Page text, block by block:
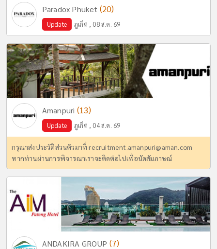
Paradox Phuket (20)
Update ภูเก็ต , 08 ส.ค. 69
Amanpuri (13)
Update ภูเก็ต , 04 ส.ค. 69
กรุณาส่งประวัติส่วนตัวมาที่recruitment.amanpuri@aman.com
หากท่านผ่านการพิจารณาเราจะติดต่อไปเพื่อนัดสัมภาษณ์
ANDAKIRA GROUP (7)